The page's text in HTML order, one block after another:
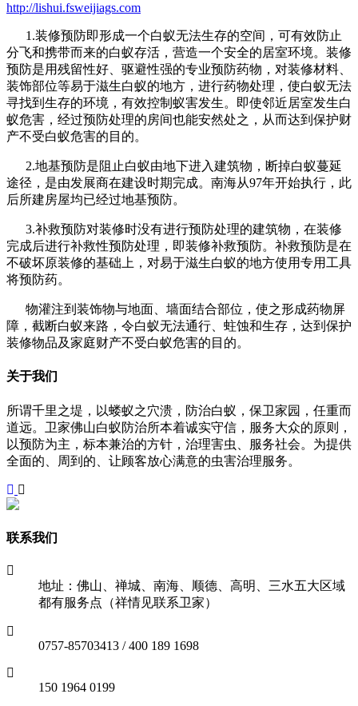
http://lishui.fsweijiags.com
1.装修预防即形成一个白蚁无法生存的空间，可有效防止
分飞和携带而来的白蚁存活，营造一个安全的居室环境。装修
预防是用残留性好、驱避性强的专业预防药物，对装修材料、
装饰部位等易于滋生白蚁的地方，进行药物处理，使白蚁无法
寻找到生存的环境，有效控制蚁害发生。即使邻近居室发生白
蚁危害，经过预防处理的房间也能安然处之，从而达到保护财
产不受白蚁危害的目的。
2.地基预防是阻止白蚁由地下进入建筑物，断掉白蚁蔓延
途径，是由发展商在建设时期完成。南海从97年开始执行，此
后所建房屋均已经过地基预防。
3.补救预防对装修时没有进行预防处理的建筑物，在装修
完成后进行补救性预防处理，即装修补救预防。补救预防是在
不破坏原装修的基础上，对易于滋生白蚁的地方使用专用工具
将预防药。
物灌注到装饰物与地面、墙面结合部位，使之形成药物屏
障，截断白蚁来路，令白蚁无法通行、蛀蚀和生存，达到保护
装修物品及家庭财产不受白蚁危害的目的。
关于我们
所谓千里之堤，以蝼蚁之穴溃，防治白蚁，保卫家园，任重而
道远。卫家佛山白蚁防治所本着诚实守信，服务大众的原则，
以预防为主，标本兼治的方针，治理害虫、服务社会。为提供
全面的、周到的、让顾客放心满意的虫害治理服务。
联系我们
地址：佛山、禅城、南海、顺德、高明、三水五大区域
都有服务点（祥情见联系卫家）
0757-85703413 / 400 189 1698
150 1964 0199